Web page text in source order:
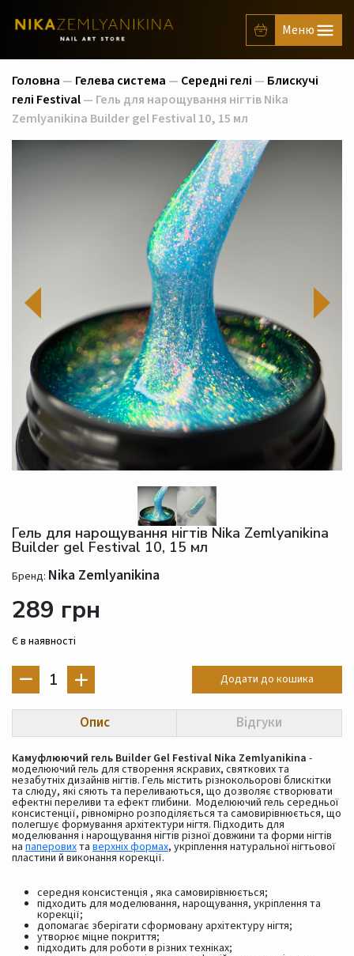
Головна — Гелева система — Середні гелі — Блискучі
гелі Festival— Гель для нарощування нігтів Nika
Zemlyanikina Builder gel Festival 10, 15 мл
Гель для нарощування нігтів Nika Zemlyanikina
Builder gel Festival 10, 15 мл
Бренд: Nika Zemlyanikina
289 грн
Є в наявності
1 Додати до кошика
Опис Відгуки
Камуфлюючий гель Builder Gel Festival Nika Zemlyanikina -
моделюючий гель для створення яскравих, святкових та
незабутніх дизайнів нігтів. Гель містить різнокольорові блискітки
та слюду, які сяють та переливаються, що дозволяє створювати
ефектні переливи та ефект глибини. Моделюючий гель середньої
консистенції, рівномірно розподіляється та самовирівнюється, що
полегшує формування архітектури нігтя. Підходить для
моделювання і нарощування нігтів різної довжини та форми нігтів
на паперовихта верхніх формах, укріплення натуральної нігтьової
пластини й виконання корекції.
середня консистенція , яка самовирівнюється;
підходить для моделювання, нарощування, укріплення та
корекції;
допомагає зберігати сформовану архітектуру нігтя;
утворює міцне покриття;
підходить для роботи в різних техніках;